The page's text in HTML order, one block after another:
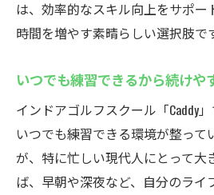
は、効率的なスキル向上をサポー
時間を増やす素晴らしい選択肢で
いつでも練習できるから続けや
インドアゴルフスクール「Caddy
いつでも練習できる環境が整って
が、特に忙しい現代人にとって大
ば、早朝や深夜など、自分のライ